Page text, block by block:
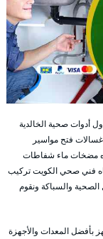
أدوات صحية الخالدية
فتح مواسير
فلاتر مياه مضخات ماء شفاطات
فني صحي الكويت تركيب
والسباكة ونقوم
بأفضل المعدات والأجهزة